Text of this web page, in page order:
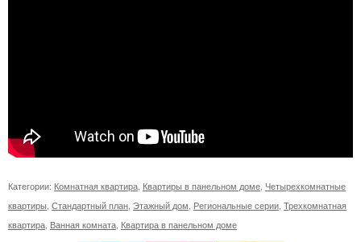
Категории: Комнатная квартира Квартиры в панельном доме Четырехкомнатные
квартиры Стандартный план Этажный дом Региональные серии Трехкомнатная
квартира Ванная комната Квартира в панельном доме